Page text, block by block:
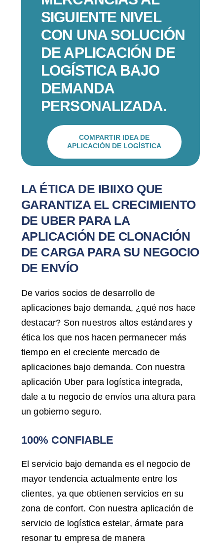
SIGUIENTE NIVEL
CON UNA SOLUCIÓN
DE APLICACIÓN DE
LOGÍSTICA BAJO
DEMANDA
PERSONALIZADA.
COMPARTIR IDEA DE
APLICACIÓN DE LOGÍSTICA
LA ÉTICA DE IBIIXO QUE
GARANTIZA EL CRECIMIENTO
DE UBER PARA LA
APLICACIÓN DE CLONACIÓN
DE CARGA PARA SU NEGOCIO
DE ENVÍO
De varios socios de desarrollo de
aplicaciones bajo demanda, ¿qué nos hace
destacar? Son nuestros altos estándares y
ética los que nos hacen permanecer más
tiempo en el creciente mercado de
aplicaciones bajo demanda. Con nuestra
aplicación Uber para logística integrada,
dale a tu negocio de envíos una altura para
un gobierno seguro.
100% CONFIABLE
El servicio bajo demanda es el negocio de
mayor tendencia actualmente entre los
clientes, ya que obtienen servicios en su
zona de confort. Con nuestra aplicación de
servicio de logística estelar, ármate para
resonar tu empresa de manera